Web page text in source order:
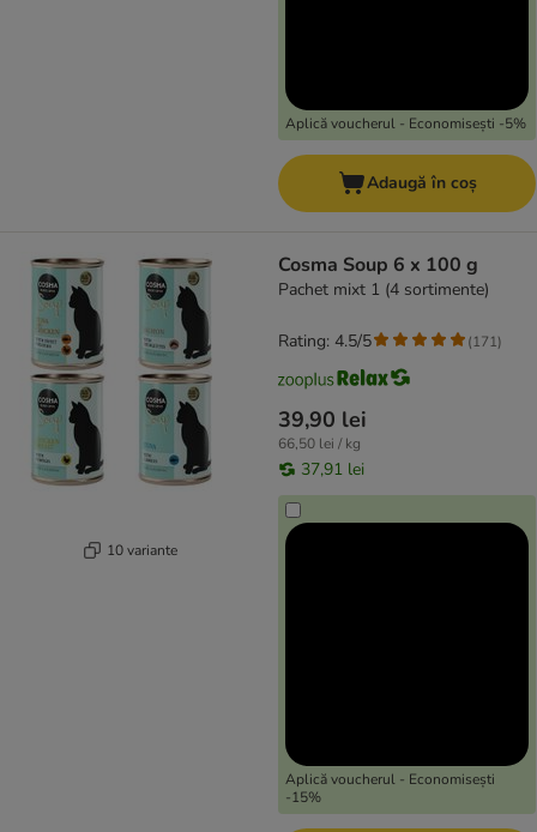
Aplică voucherul - Economisești -5%
Adaugă în coș
10 variante
Cosma Soup 6 x 100 g
Pachet mixt 1 (4 sortimente)
39,90 lei
66,50 lei / kg
37,91 lei
Aplică voucherul - Economisești
-15%
Rating: 4.5/5 (171)